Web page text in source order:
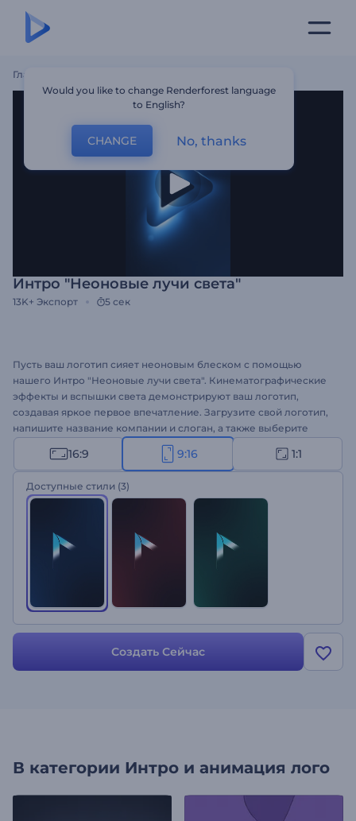
Главная
Интро "Неоновые лучи света"
13K+ Экспорт 5 сек
Пусть ваш логотип сияет неоновым блеском с помощью
нашего Интро "Неоновые лучи света". Кинематографические
эффекты и вспышки света демонстрируют ваш логотип,
создавая яркое первое впечатление. Загрузите свой логотип,
напишите название компании и слоган, а также выберите
подходящий саундтрек. Идеально подходит для
кинематографических интро или аутро, заставок презентаций,
запуска продуктов или любых других проектов, требующих
впечатляющего представления. Создавайте прямо сейчас!
16:9 9:16 1:1
Доступные стили (3)
Создать Сейчас
В категории Интро и анимация лого
Would you like to change Renderforest language
to English?
CHANGE No, thanks